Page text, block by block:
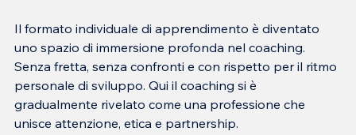
Il formato individuale di apprendimento è diventato
uno spazio di immersione profonda nel coaching.
Senza fretta, senza confronti e con rispetto per il ritmo
personale di sviluppo. Qui il coaching si è
gradualmente rivelato come una professione che
unisce attenzione, etica e partnership.